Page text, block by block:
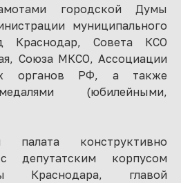
городской Думы
муниципального
Краснодар, Совета КСО
Союза МКСО, Ассоциации
органов РФ, а также
(юбилейными,
палата конструктивно
с депутатским корпусом
Краснодара, главой